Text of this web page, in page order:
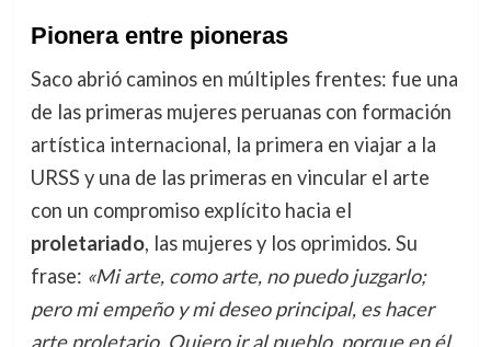
Pionera entre pioneras
Saco abrió caminos en múltiples frentes: fue una
de las primeras mujeres peruanas con formación
artística internacional, la primera en viajar a la
URSS y una de las primeras en vincular el arte
con un compromiso explícito hacia el
proletariado, las mujeres y los oprimidos. Su
frase: «Mi arte, como arte, no puedo juzgarlo;
pero mi empeño y mi deseo principal, es hacer
arte proletario. Quiero ir al pueblo, porque en él,